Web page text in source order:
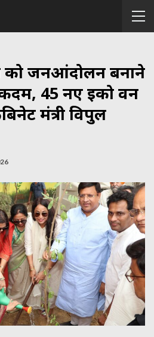
को जनआंदोलन बनाने
45 नए ईको वन
मंत्री विपुल